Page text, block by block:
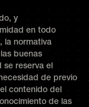
y
en todo
la normativa
buenas
se reserva el
de previo
contenido del
de las